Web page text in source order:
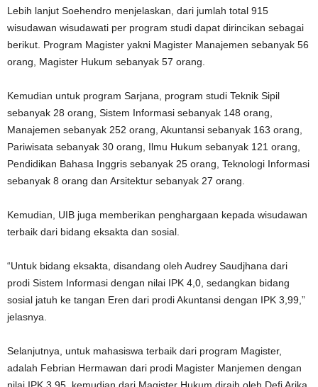
Lebih lanjut Soehendro menjelaskan, dari jumlah total 915
wisudawan wisudawati per program studi dapat dirincikan sebagai
berikut. Program Magister yakni Magister Manajemen sebanyak 56
orang, Magister Hukum sebanyak 57 orang.
Kemudian untuk program Sarjana, program studi Teknik Sipil
sebanyak 28 orang, Sistem Informasi sebanyak 148 orang,
Manajemen sebanyak 252 orang, Akuntansi sebanyak 163 orang,
Pariwisata sebanyak 30 orang, Ilmu Hukum sebanyak 121 orang,
Pendidikan Bahasa Inggris sebanyak 25 orang, Teknologi Informasi
sebanyak 8 orang dan Arsitektur sebanyak 27 orang.
Kemudian, UIB juga memberikan penghargaan kepada wisudawan
terbaik dari bidang eksakta dan sosial.
“Untuk bidang eksakta, disandang oleh Audrey Saudjhana dari
prodi Sistem Informasi dengan nilai IPK 4,0, sedangkan bidang
sosial jatuh ke tangan Eren dari prodi Akuntansi dengan IPK 3,99,”
jelasnya.
Selanjutnya, untuk mahasiswa terbaik dari program Magister,
adalah Febrian Hermawan dari prodi Magister Manjemen dengan